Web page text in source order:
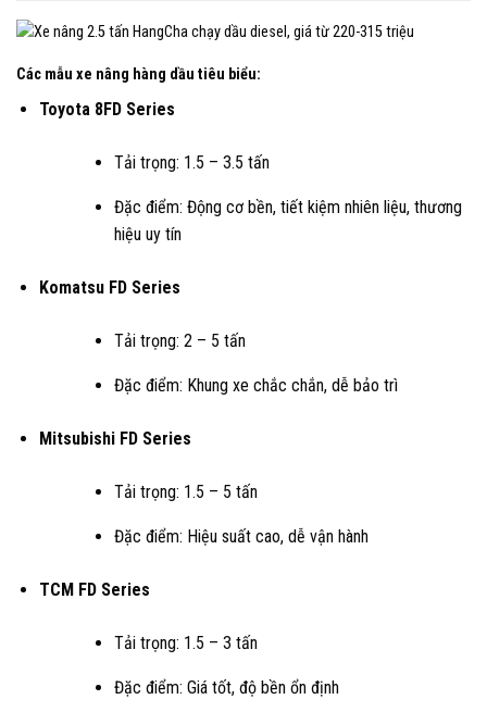
Các mẫu xe nâng hàng dầu tiêu biểu:
Toyota 8FD Series
Tải trọng: 1.5 – 3.5 tấn
Đặc điểm: Động cơ bền, tiết kiệm nhiên liệu, thương
hiệu uy tín
Komatsu FD Series
Tải trọng: 2 – 5 tấn
Đặc điểm: Khung xe chắc chắn, dễ bảo trì
Mitsubishi FD Series
Tải trọng: 1.5 – 5 tấn
Đặc điểm: Hiệu suất cao, dễ vận hành
TCM FD Series
Tải trọng: 1.5 – 3 tấn
Đặc điểm: Giá tốt, độ bền ổn định